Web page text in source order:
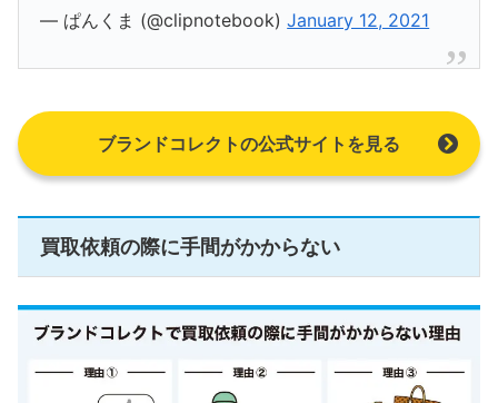
— ぱんくま (@clipnotebook)January 12, 2021
ブランドコレクトの公式サイトを見る
買取依頼の際に手間がかからない